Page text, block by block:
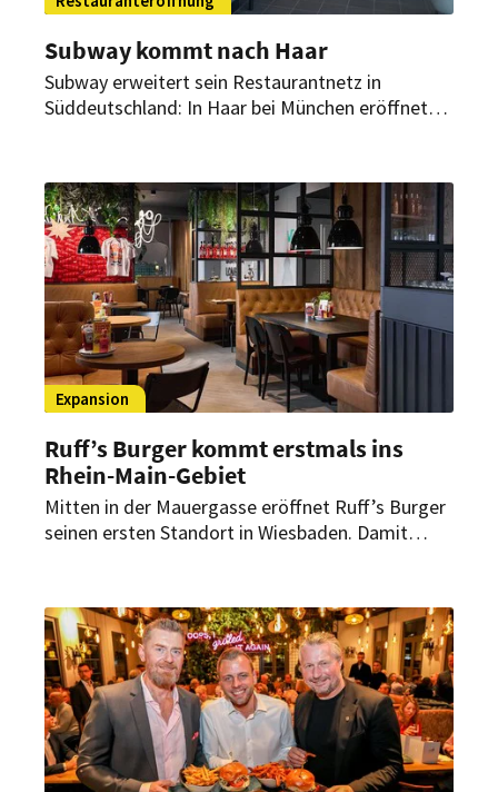
Subway kommt nach Haar
Subway erweitert sein Restaurantnetz in
Süddeutschland: In Haar bei München eröffnet
Expansion
Ruff’s Burger kommt erstmals ins
Rhein-Main-Gebiet
Mitten in der Mauergasse eröffnet Ruff’s Burger
seinen ersten Standort in Wiesbaden. Damit